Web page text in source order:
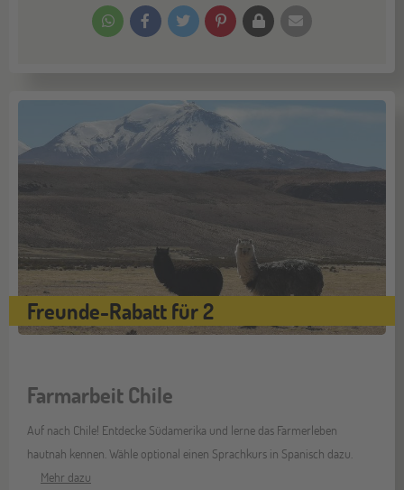
Freunde-Rabatt für 2
Farmarbeit Chile
Auf nach Chile! Entdecke Südamerika und lerne das Farmerleben
hautnah kennen. Wähle optional einen Sprachkurs in Spanisch dazu.
Mehr dazu